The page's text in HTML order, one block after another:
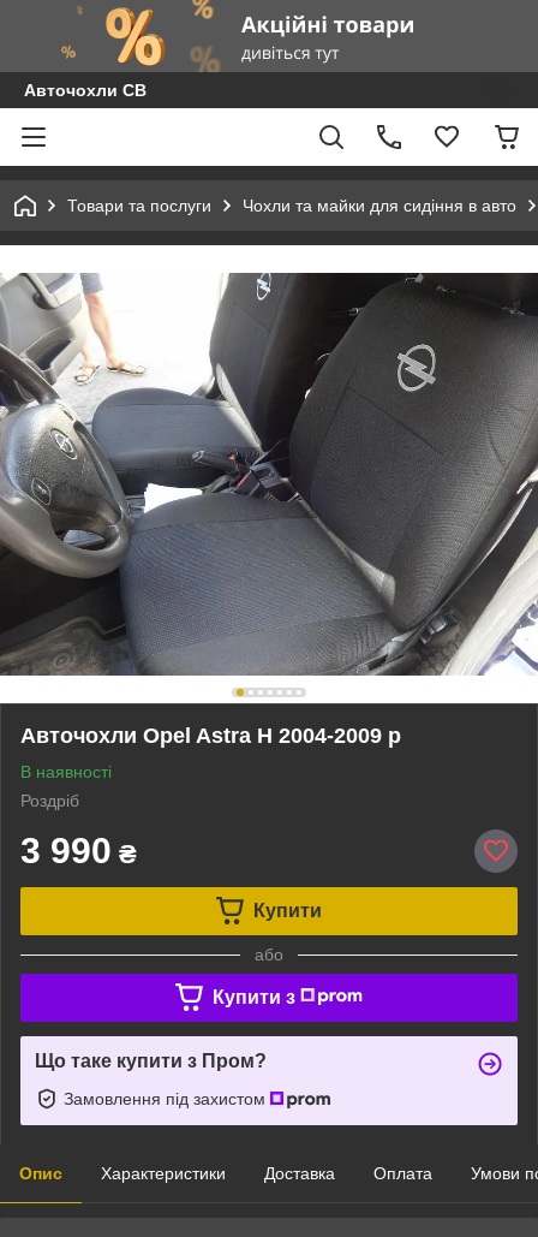
Авточохли СВ
Товари та послуги Чохли та майки для сидіння в авто
Авточохли Opel Astra H 2004-2009 р
В наявності
Роздріб
3 990 ₴
Купити
або
Купити з
Що таке купити з Пром?
Замовлення під захистом
Опис Характеристики Доставка Оплата Умови